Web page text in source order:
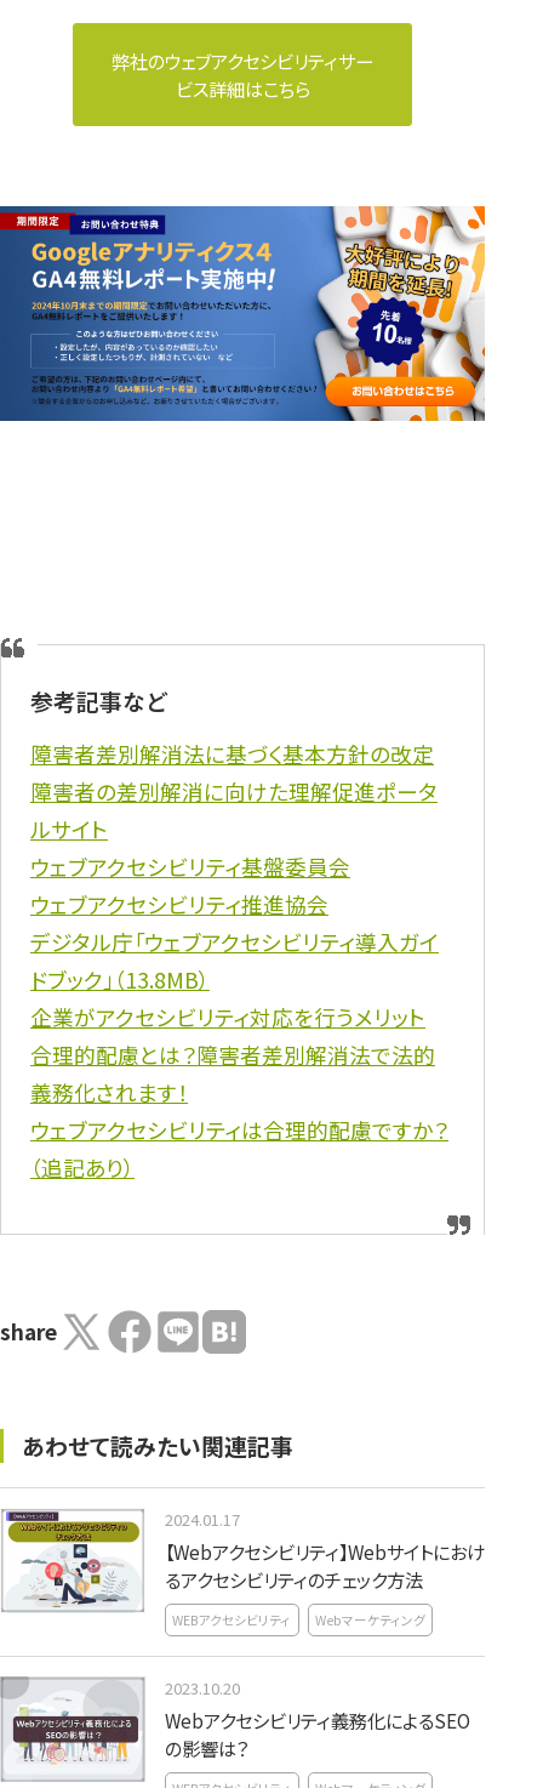
弊社のウェブアクセシビリティサー
ビス詳細はこちら
参考記事など
障害者差別解消法に基づく基本方針の改定
障害者の差別解消に向けた理解促進ポータ
ルサイト
ウェブアクセシビリティ基盤委員会
ウェブアクセシビリティ推進協会
デジタル庁「ウェブアクセシビリティ導入ガイ
ドブック」（13.8MB）
企業がアクセシビリティ対応を行うメリット
合理的配慮とは？障害者差別解消法で法的
義務化されます！
ウェブアクセシビリティは合理的配慮ですか？
（追記あり）
share
あわせて読みたい関連記事
2024.01.17
【Webアクセシビリティ】Webサイトにおけ
るアクセシビリティのチェック方法
WEBアクセシビリティ Webマーケティング
2023.10.20
Webアクセシビリティ義務化によるSEO
の影響は？